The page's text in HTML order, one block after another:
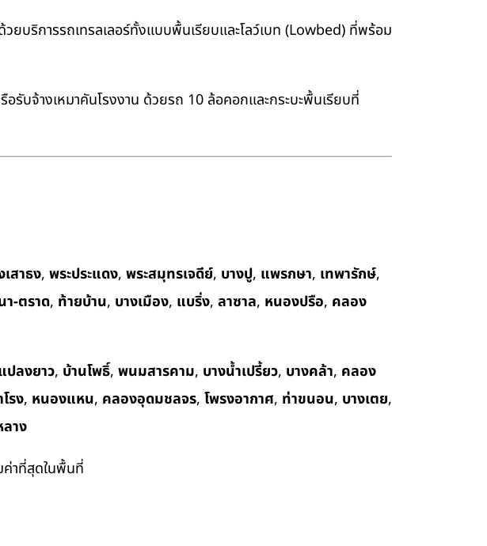
บริการรถเทรลเลอร์ทั้งแบบพื้นเรียบและโลว์เบท (Lowbed) ที่พร้อม
บจ้างเหมาคันโรงงาน ด้วยรถ 10 ล้อคอกและกระบะพื้นเรียบที่
เสาธง, พระประแดง, พระสมุทรเจดีย์, บางปู, แพรกษา, เทพารักษ์,
า-ตราด, ท้ายบ้าน, บางเมือง, แบริ่ง, ลาซาล, หนองปรือ, คลอง
ปลงยาว, บ้านโพธิ์, พนมสารคาม, บางน้ำเปรี้ยว, บางคล้า, คลอง
รง, หนองแหน, คลองอุดมชลจร, โพรงอากาศ, ท่าขนอน, บางเตย,
าง
ค่าที่สุดในพื้นที่